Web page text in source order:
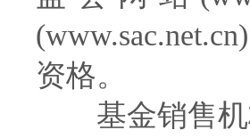
资格。
基金销售机